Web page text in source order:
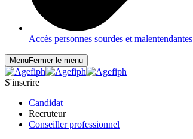
Accès personnes sourdes et malentendantes
MenuFermer le menu
S'inscrire
Candidat
Recruteur
Conseiller professionnel